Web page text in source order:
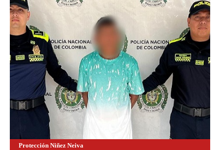
Protección Niñez Neiva